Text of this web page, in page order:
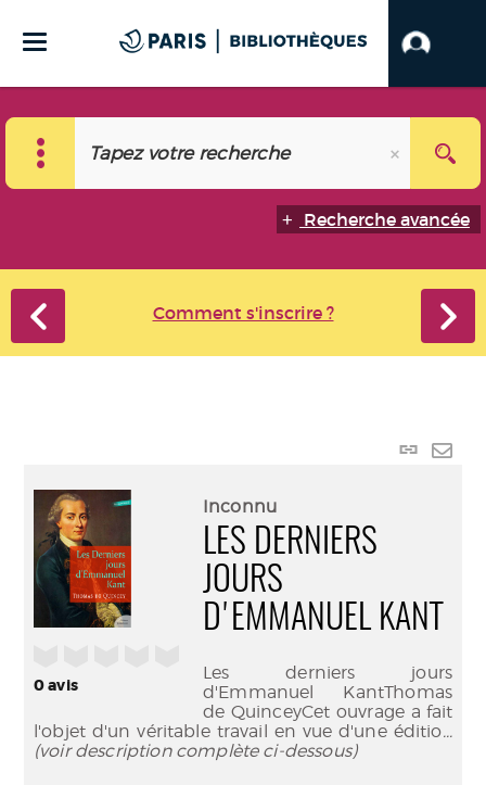
Recherche avancée
Comment s'inscrire ?
Lien
0avis
Inconnu
LES DERNIERS
JOURS
D'EMMANUEL KANT
Les derniers jours
d'Emmanuel KantThomas
de QuinceyCet ouvrage a fait
l'objet d'un véritable travail en vue d'une éditio...
(voir description complète ci-dessous)